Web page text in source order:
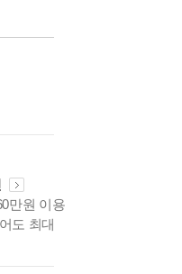
만원 이용
도 최대